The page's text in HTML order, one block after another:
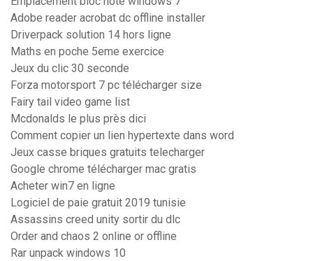
Adobe reader acrobat dc offline installer
Driverpack solution 14 hors ligne
Maths en poche 5eme exercice
Jeux du clic 30 seconde
Forza motorsport 7 pc télécharger size
Fairy tail video game list
Mcdonalds le plus près dici
Comment copier un lien hypertexte dans word
Jeux casse briques gratuits telecharger
Google chrome télécharger mac gratis
Acheter win7 en ligne
Logiciel de paie gratuit 2019 tunisie
Assassins creed unity sortir du dlc
Order and chaos 2 online or offline
Rar unpack windows 10